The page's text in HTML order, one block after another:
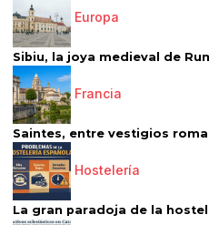
Europa
Sibiu, la joya medieval de
Francia
Saintes, entre vestigios
Hostelería
La gran paradoja de la